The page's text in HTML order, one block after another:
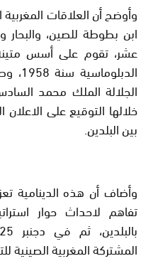
وأوضح أن العلاقات
ابن بطوطة للصين، والبحار
عشر، تقوم على أسس
خلالها التوقيع على الاعلان
بين البلدين.
تفاهم لاحداث حوار
المشتركة المغربية الصينية